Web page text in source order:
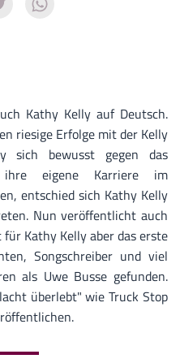
Kathy Kelly auf Deutsch.
riesige Erfolge mit der Kelly
sich bewusst gegen das
ihre eigene Karriere im
entschied sich Kathy Kelly
Nun veröffentlicht auch
Kathy Kelly aber das erste
Songschreiber und viel
als Uwe Busse gefunden.
überlebt" wie Truck Stop